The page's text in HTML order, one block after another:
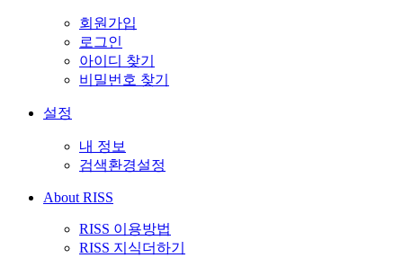
회원가입
로그인
아이디 찾기
비밀번호 찾기
설정
내 정보
검색환경설정
About RISS
RISS 이용방법
RISS 지식더하기